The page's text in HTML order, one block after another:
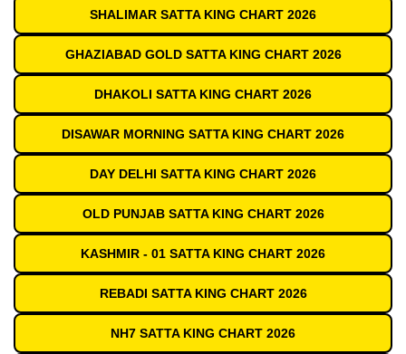
SHALIMAR SATTA KING CHART 2026
GHAZIABAD GOLD SATTA KING CHART 2026
DHAKOLI SATTA KING CHART 2026
DISAWAR MORNING SATTA KING CHART 2026
DAY DELHI SATTA KING CHART 2026
OLD PUNJAB SATTA KING CHART 2026
KASHMIR - 01 SATTA KING CHART 2026
REBADI SATTA KING CHART 2026
NH7 SATTA KING CHART 2026